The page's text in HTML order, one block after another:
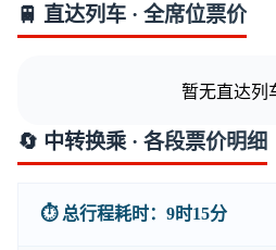
销量榜
🚆 直达列车 · 全席位票价
暂无直达列
🔄 中转换乘 · 各段票价明细
⏱️ 总行程耗时：9时15分